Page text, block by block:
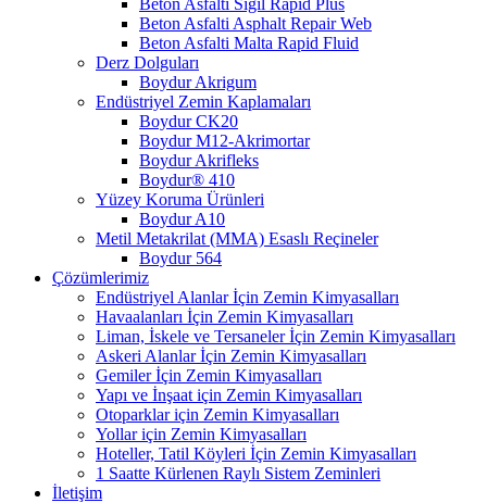
Beton Asfalti Asphalt Repair Web
Beton Asfalti Malta Rapid Fluid
Derz Dolguları
Boydur Akrigum
Endüstriyel Zemin Kaplamaları
Boydur CK20
Boydur M12-Akrimortar
Boydur Akrifleks
Boydur® 410
Yüzey Koruma Ürünleri
Boydur A10
Metil Metakrilat (MMA) Esaslı Reçineler
Boydur 564
Çözümlerimiz
Endüstriyel Alanlar İçin Zemin Kimyasalları
Havaalanları İçin Zemin Kimyasalları
Liman, İskele ve Tersaneler İçin Zemin Kimyasalları
Askeri Alanlar İçin Zemin Kimyasalları
Gemiler İçin Zemin Kimyasalları
Yapı ve İnşaat için Zemin Kimyasalları
Otoparklar için Zemin Kimyasalları
Yollar için Zemin Kimyasalları
Hoteller, Tatil Köyleri İçin Zemin Kimyasalları
1 Saatte Kürlenen Raylı Sistem Zeminleri
İletişim